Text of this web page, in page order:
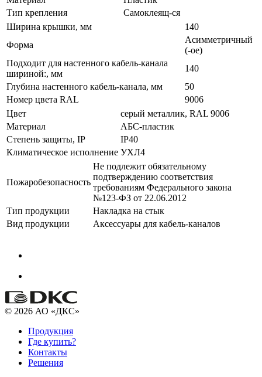
Тип крепления
Самоклеящ-ся
Ширина крышки, мм
140
Форма
Асимметричный
(-ое)
Подходит для настенного кабель-канала
шириной:, мм
140
Глубина настенного кабель-канала, мм
50
Номер цвета RAL
9006
Цвет
серый металлик, RAL 9006
Материал
АБС-пластик
Степень защиты, IP
IP40
Климатическое исполнение УХЛ4
Пожаробезопасность
Не подлежит обязательному
подтверждению соответствия
требованиям Федерального закона
№123-ФЗ от 22.06.2012
Тип продукции
Накладка на стык
Вид продукции
Аксессуары для кабель-каналов
© 2026 АО «ДКС»
Продукция
Где купить?
Контакты
Решения